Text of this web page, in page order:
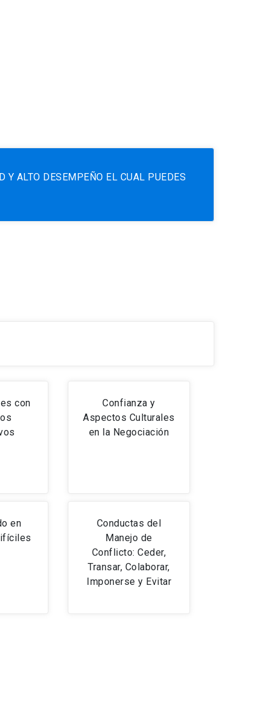
Y ALTO DESEMPEÑO EL CUAL PUEDES
con
Confianza y
Aspectos Culturales
en la Negociación
en
Conductas del
Manejo de
Conflicto: Ceder,
Transar, Colaborar,
Imponerse y Evitar